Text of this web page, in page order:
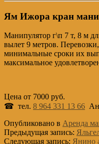
Ям Ижора кран
Манипулятор г\п 7 т, 8 м
вылет 9 метров.
минимальные сроки их
максимальное
Цена от 7000 руб.
☎ тел. 8 964 331 13 66
Опубликовано в Аренда
Предыдущая запись:
Следующая запись: Янино